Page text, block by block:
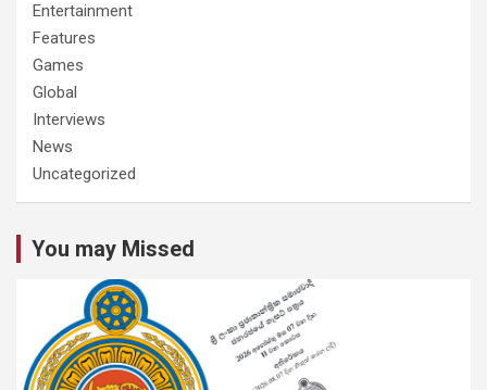
Entertainment
Features
Games
Global
Interviews
News
Uncategorized
You may Missed